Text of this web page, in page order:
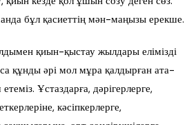
бұл қасиеттің мән-маңызы ерекше.
қиын-қыстау жылдары елімізді
құнды әрі мол мұра қалдырған ата-
Ұстаздарға, дәрігерлерге,
кәсіпкерлерге,